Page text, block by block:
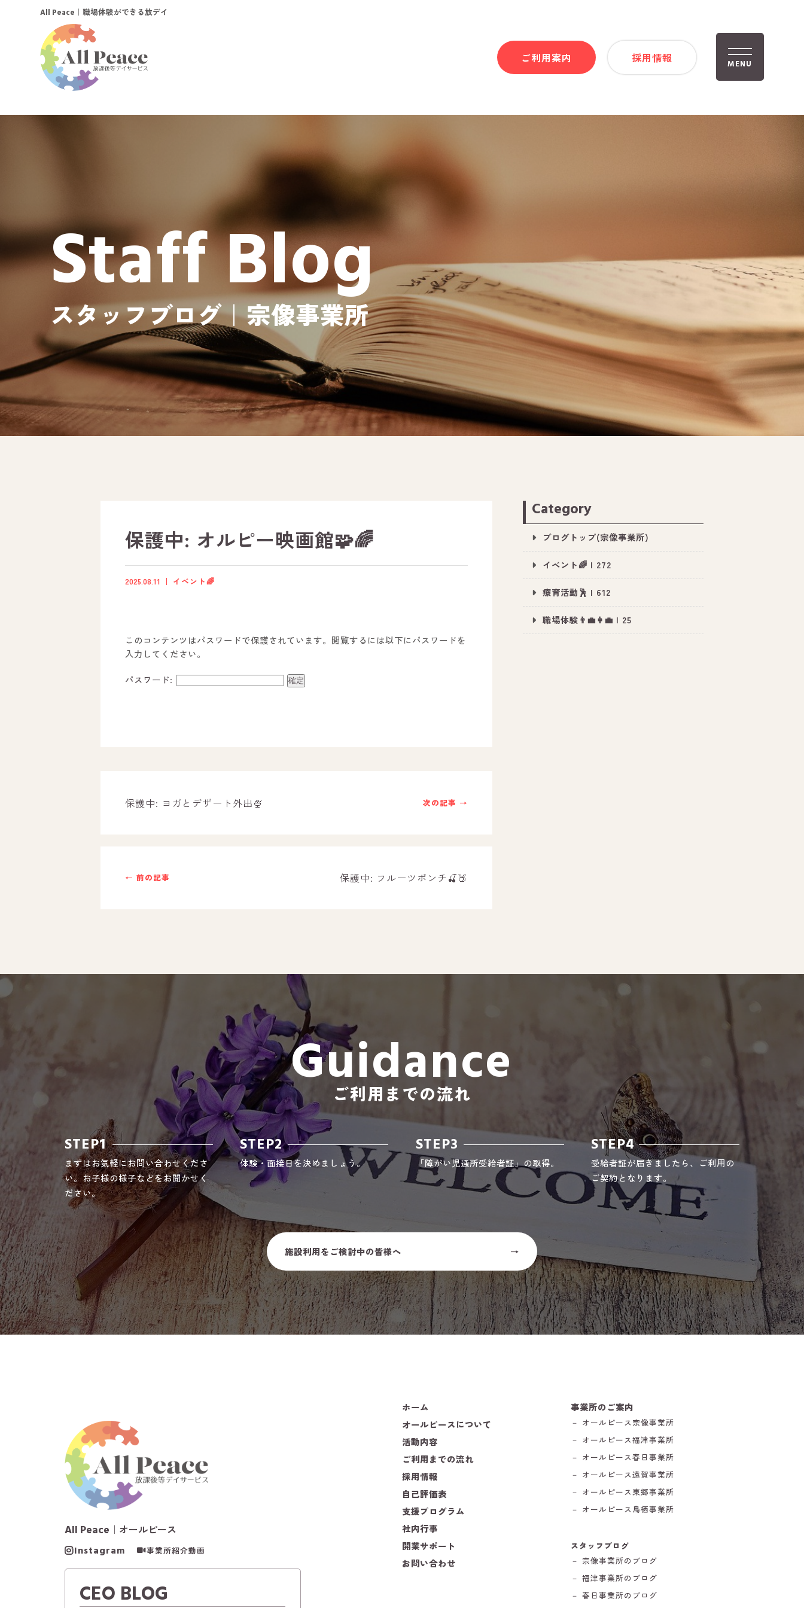
MENU
活動内容
社内行事
－ 春日事業所のブログ
－ 遠賀事業所のブログ
－ 東郷事業所のブログ
－ 鳥栖事業所のブログ
All Peace ｜職場体験ができる放デイ
ご利用案内 採用情報
Staff Blog
スタッフブログ｜宗像事業所
保護中: オルピー映画館🧩🌈
2025.08.11 イベント🌈
このコンテンツはパスワードで保護されています。閲覧するには以下にパスワードを
入力してください。
パスワード:
次の記事 →
保護中: ヨガとデザート外出🍨
← 前の記事 保護中: フルーツポンチ🍒🍑
Category
ブログトップ(宗像事業所)
イベント🌈 | 272
療育活動🕺 | 612
職場体験👨‍💼👩‍💼 | 25
Guidance
ご利用までの流れ
STEP1
まずはお気軽にお問い合わせくださ
い。お子様の様子などをお聞かせく
ださい。
STEP2
体験・面接日を決めましょう。
STEP3
「障がい児通所受給者証」の取得。
STEP4
受給者証が届きましたら、ご利用の
ご契約となります。
施設利用をご検討中の皆様へ
All Peace ｜オールピース
Instagram 事業所紹介動画
CEO BLOG
ホーム
オールピースについて
活動内容
ご利用までの流れ
採用情報
自己評価表
支援プログラム
社内行事
開業サポート
お問い合わせ
事業所のご案内
－ オールピース宗像事業所
－ オールピース福津事業所
－ オールピース春日事業所
－ オールピース遠賀事業所
－ オールピース東郷事業所
－ オールピース鳥栖事業所
スタッフブログ
－ 宗像事業所のブログ
－ 福津事業所のブログ
－ 春日事業所のブログ